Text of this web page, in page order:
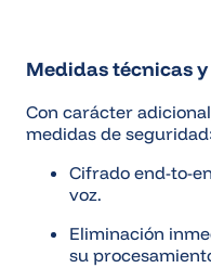
Medidas técnicas
Con carácter
medidas de
Cifrado end-to-
voz.
Eliminación
su